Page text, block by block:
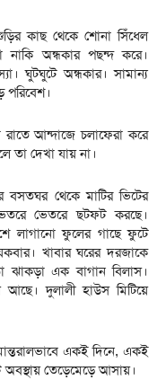
কাছ থেকে শোনা সিঁধেল
নাকি অন্ধকার পছন্দ করে।
ঘুটঘুটে অন্ধকার। সামান্য
আন্দাজে চলাফেরা করে
তা দেখা যায় না।
বসতঘর থেকে মাটির ভিটের
ভেতরে ছটফট করছে।
লাগানো ফুলের গাছে ফুটে
খাবার ঘরের দরজাকে
ঝাকড়া এক বাগান বিলাস।
দুলালী হাউস মিটিয়ে
একই দিনে, একই
অবস্থায় তেড়েমেড়ে আসায়।